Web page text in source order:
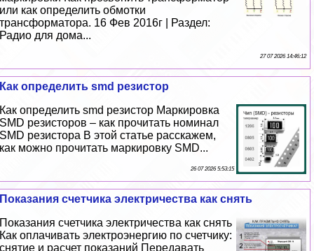
или как определить обмотки
трaнcформатора. 16 Фев 2016г | Раздел:
Радио для дома...
27 07 2026 14:46:12
Как определить smd резистор
Как определить smd резистор Маркировка
SMD резисторов – как прочитать номинал
SMD резистора В этой статье расскажем,
как можно прочитать маркировку SMD...
26 07 2026 5:53:15
Показания счетчика электричества как снять
Показания счетчика электричества как снять
Как оплачивать электроэнергию по счетчику:
снятие и расчет показаний Передавать